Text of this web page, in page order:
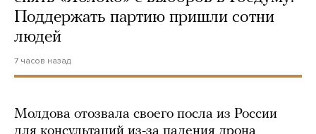
Поддержать партию пришли сотни
людей
7 часов назад
Молдова отозвала своего посла из России